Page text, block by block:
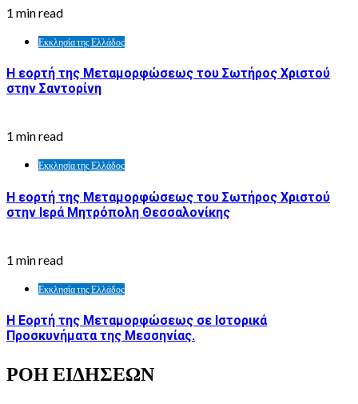
1 min read
Εκκλησία της Ελλάδος
Η εορτή της Μεταμορφώσεως του Σωτήρος Χριστού
στην Σαντορίνη
1 min read
Εκκλησία της Ελλάδος
Η εορτή της Μεταμορφώσεως του Σωτήρος Χριστού
στην Ιερά Μητρόπολη Θεσσαλονίκης
1 min read
Εκκλησία της Ελλάδος
Η Εορτή της Μεταμορφώσεως σε Ιστορικά
Προσκυνήματα της Μεσσηνίας.
ΡΟΗ ΕΙΔΗΣΕΩΝ